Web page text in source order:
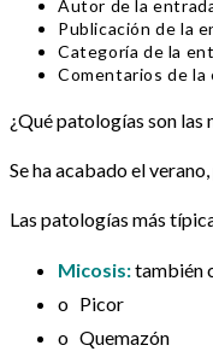
Autor de la
Publicación de la
Categoría de la
Comentarios de la
¿Qué patologías son las
Se ha acabado el
Las patologías más
Micosis:también
o Picor
o Quemazón